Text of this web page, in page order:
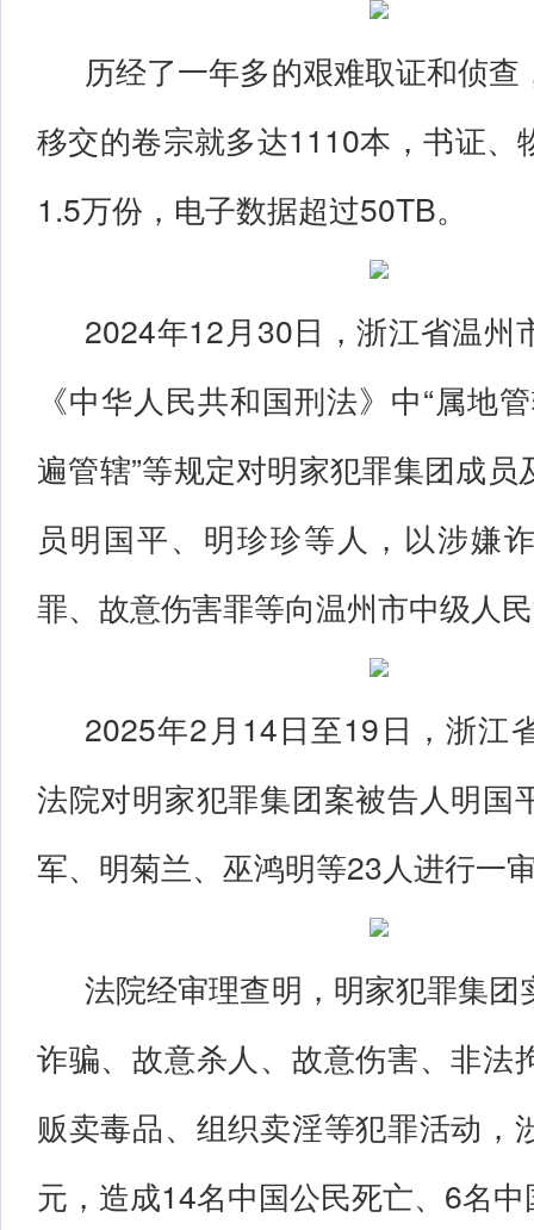
历经了一年多的艰难取证和侦
移交的卷宗就多达1110本，书证、
1.5万份，电子数据超过50TB。
2024年12月30日，浙江省温州
《中华人民共和国刑法》中“属地
遍管辖”等规定对明家犯罪集团成
员明国平、明珍珍等人，以涉嫌
罪、故意伤害罪等向温州市中级人
2025年2月14日至19日，浙江
法院对明家犯罪集团案被告人明国
军、明菊兰、巫鸿明等23人进行一
法院经审理查明，明家犯罪集
诈骗、故意杀人、故意伤害、非法
贩卖毒品、组织卖淫等犯罪活动，
元，造成14名中国公民死亡、6名